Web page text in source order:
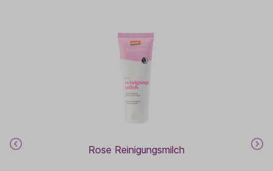
Rose Reinigungsmilch